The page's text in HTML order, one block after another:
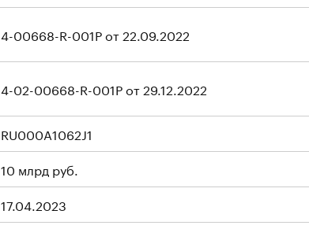
4-00668-R-001P от 22.09.2022
4-02-00668-R-001P от 29.12.2022
RU000A1062J1
10 млрд руб.
17.04.2023